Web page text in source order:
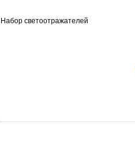
Набор светоотражателей